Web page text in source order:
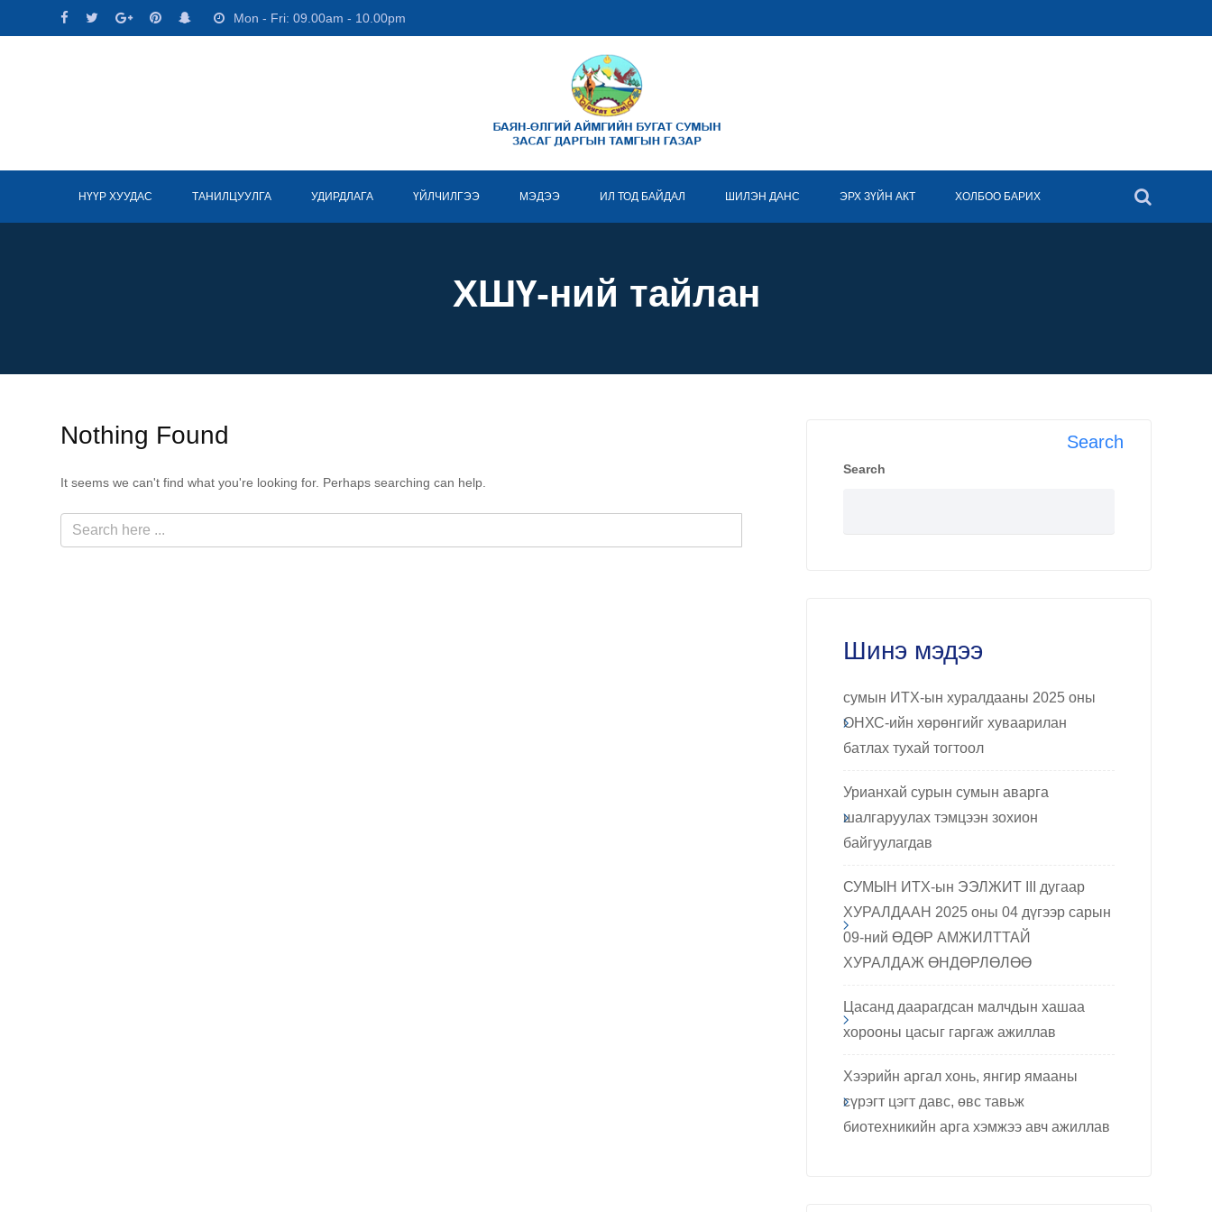
to
Mon - Fri: 09.00am - 10.00pm
НҮҮР ХУУДАС ТАНИЛЦУУЛГА УДИРДЛАГА ҮЙЛЧИЛГЭЭ МЭДЭЭ ИЛ ТОД БАЙДАЛ ШИЛЭН ДАНС ЭРХ ЗҮЙН АКТ ХОЛБОО БАРИХ
ХШҮ-ний тайлан
Nothing Found
It seems we can't find what you're looking for. Perhaps searching can help.
Search
Search
Шинэ мэдээ
сумын ИТХ-ын хуралдааны 2025 оны
ОНХС-ийн хөрөнгийг хуваарилан
батлах тухай тогтоол
Урианхай сурын сумын аварга
шалгаруулах тэмцээн зохион
байгуулагдав
СУМЫН ИТХ-ын ЭЭЛЖИТ III дугаар
ХУРАЛДААН 2025 оны 04 дүгээр сарын
09-ний ӨДӨР АМЖИЛТТАЙ
ХУРАЛДАЖ ӨНДӨРЛӨЛӨӨ
Цасанд даарагдсан малчдын хашаа
хорооны цасыг гаргаж ажиллав
Хээрийн аргал хонь, янгир ямааны
сүрэгт цэгт давс, өвс тавьж
биотехникийн арга хэмжээ авч ажиллав